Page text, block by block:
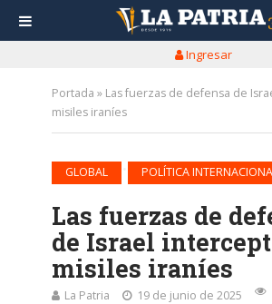
Ingresar
Portada » Las fuerzas de defensa de
misiles iraníes
GLOBAL POLÍTICA
Las fuerzas de
de Israel
misiles iraníes
La Patria 19 de junio de 2025